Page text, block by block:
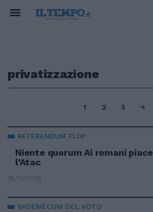
privatizzazione
1 2 3
REFERENDUM FLOP
Niente quorum Ai romani piace
l’Atac
18/11/2018
VADEMECUM DEL VOTO